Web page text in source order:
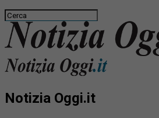
Notizia Oggi.it